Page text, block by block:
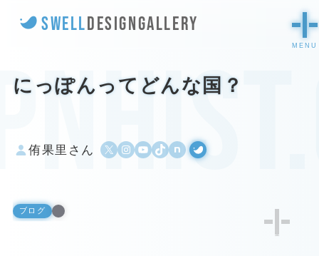
SWELLDESIGNGALLERY
にっぽんってどんな国？
侑果里さん X Instagram
YouTube
TikTok
500pxWordPress
ブログ
1